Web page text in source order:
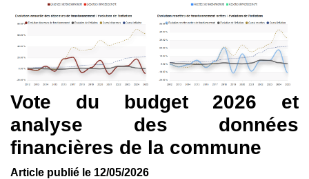
Vote du budget 2026 et
analyse des données
financières de la commune
Article publié le 12/05/2026